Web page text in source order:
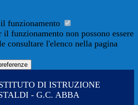
funzionamento
il funzionamento non possono essere
consultare l'elenco nella pagina
DI ISTRUZIONE
- G.C. ABBA